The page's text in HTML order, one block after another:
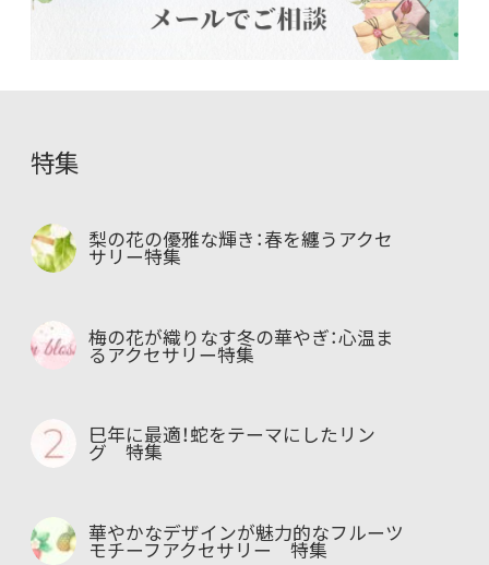
特集
梨の花の優雅な輝き：春を纏うアクセ
サリー特集
梅の花が織りなす冬の華やぎ：心温ま
るアクセサリー特集
巳年に最適！蛇をテーマにしたリン
グ 特集
華やかなデザインが魅力的なフルーツ
モチーフアクセサリー 特集